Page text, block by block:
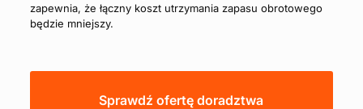
zapewnia, że łączny koszt utrzymania zapasu obrotowego
będzie mniejszy.
Sprawdź ofertę doradztwa